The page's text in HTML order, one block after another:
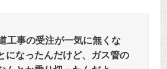
工事の受注が一気に無くな
になったんだけど、ガス管の